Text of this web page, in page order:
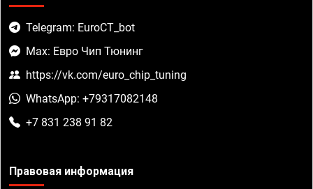
Telegram: EuroCT_bot
Max: Евро Чип Тюнинг
https://vk.com/euro_chip_tuning
WhatsApp: +79317082148
+7 831 238 91 82
Правовая информация